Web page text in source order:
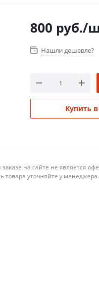
800 руб./
Нашли дешевле?
Купить
на сайте не является
товара уточняйте у менеджера.